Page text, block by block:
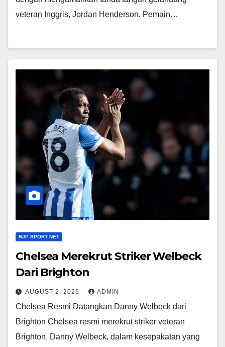
veteran Inggris, Jordan Henderson. Pemain…
RJP SPORT NET
Chelsea Merekrut Striker Welbeck
Dari Brighton
AUGUST 2, 2026 ADMIN
Chelsea Resmi Datangkan Danny Welbeck dari
Brighton Chelsea resmi merekrut striker veteran
Brighton, Danny Welbeck, dalam kesepakatan yang